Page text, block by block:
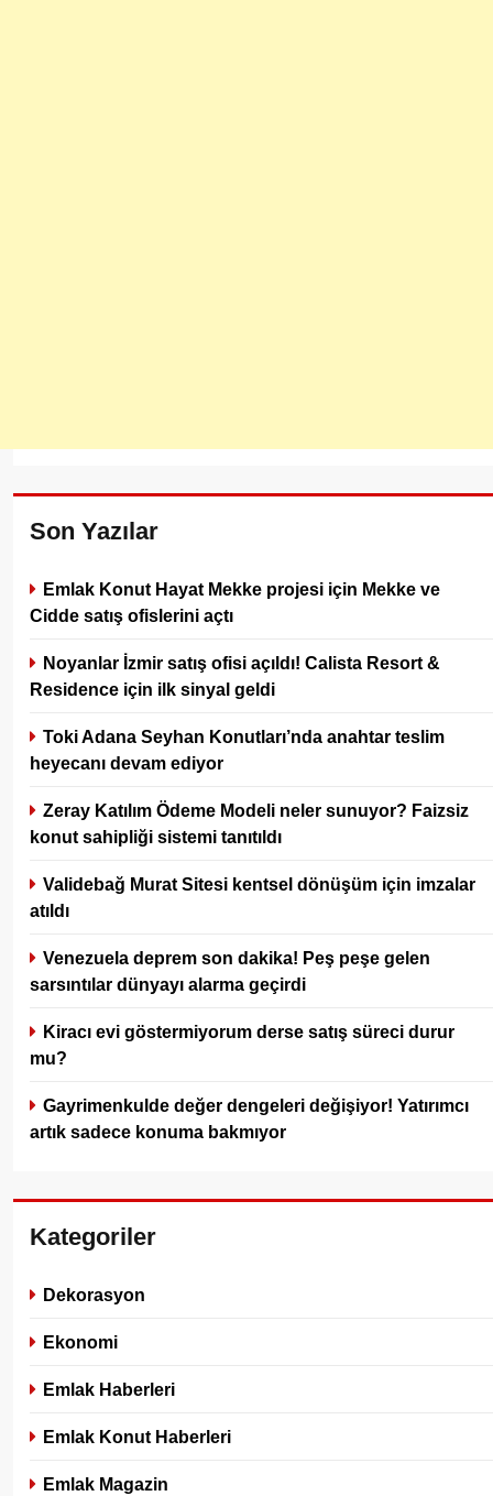
Son Yazılar
Emlak Konut Hayat Mekke projesi için Mekke ve
Cidde satış ofislerini açtı
Noyanlar İzmir satış ofisi açıldı! Calista Resort &
Residence için ilk sinyal geldi
Toki Adana Seyhan Konutları’nda anahtar teslim
heyecanı devam ediyor
Zeray Katılım Ödeme Modeli neler sunuyor? Faizsiz
konut sahipliği sistemi tanıtıldı
Validebağ Murat Sitesi kentsel dönüşüm için imzalar
atıldı
Venezuela deprem son dakika! Peş peşe gelen
sarsıntılar dünyayı alarma geçirdi
Kiracı evi göstermiyorum derse satış süreci durur
mu?
Gayrimenkulde değer dengeleri değişiyor! Yatırımcı
artık sadece konuma bakmıyor
Kategoriler
Dekorasyon
Ekonomi
Emlak Haberleri
Emlak Konut Haberleri
Emlak Magazin